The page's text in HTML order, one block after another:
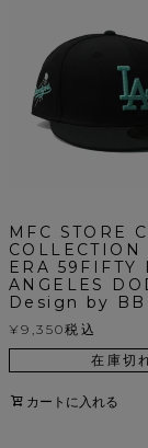
MFC STORE
COLLECTION
ERA 59FIFTY
ANGELES
Design by BB
¥9,350税込
在庫切
カートに入れる